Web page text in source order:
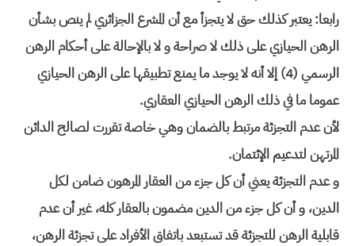
رابعا: يعتبر كذلك حق لا يتجزأ مع أن المشرع الجزائري لم ينص بشأن
الرهن الحيازي على ذلك لا صراحة و لا بالإحالة على أحكام الرهن
الرسمي (4) إلا أنه لا يوجد ما يمنع تطبيقها على الرهن الحيازي
عموما ما في ذلك الرهن الحيازي العقاري.
لأن عدم التجزئة مرتبط بالضمان وهي خاصة تقررت لصالح الدائن
المرتهن لتدعيم الإئتمان.
و عدم التجزئة يعني أن كل جزء من العقار المرهون ضامن لكل
الدين، و أن كل جزء من الدين مضمون بالعقار كله، غير أن عدم
قابلية الرهن للتجزئة قد تستبعد باتفاق الأفراد على تجزئة الرهن،